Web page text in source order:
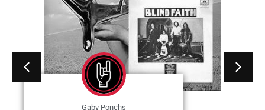
Gaby Ponchs